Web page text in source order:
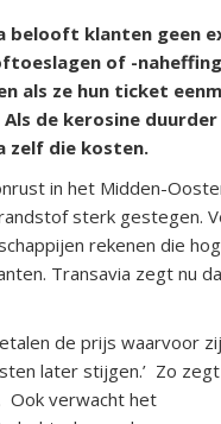
belooft klanten geen
of -
als ze hun ticket
de kerosine
zelf die kosten.
in het Midden-
sterk gestegen.
rekenen die
Transavia zegt nu
de prijs waarvoor
later stijgen.’ Zo
Ook verwacht het